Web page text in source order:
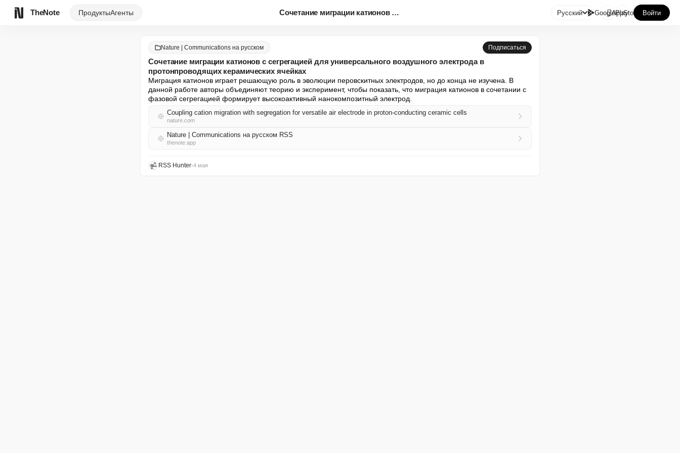
TheNote ПродуктыАгенты Сочетание миграции катионов с ... Русский GooglePlay
AppStore Войти
Nature | Communications на русском Подписаться
Сочетание миграции катионов с сегрегацией для универсального воздушного электрода в
протонпроводящих керамических ячейках
Миграция катионов играет решающую роль в эволюции перовскитных электродов, но до конца не изучена. В
данной работе авторы объединяют теорию и эксперимент, чтобы показать, что миграция катионов в сочетании с
фазовой сегрегацией формирует высокоактивный нанокомпозитный электрод.
Coupling cation migration with segregation for versatile air electrode in proton-conducting ceramic cells
nature.com
Nature | Communications на русском RSS
thenote.app
RSS Hunter•4 мая